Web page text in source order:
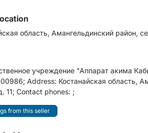
область, Амангельдинский район,
учреждение "Аппарат акима
Address: Костанайская область,
11; Contact phones: ;
from this seller